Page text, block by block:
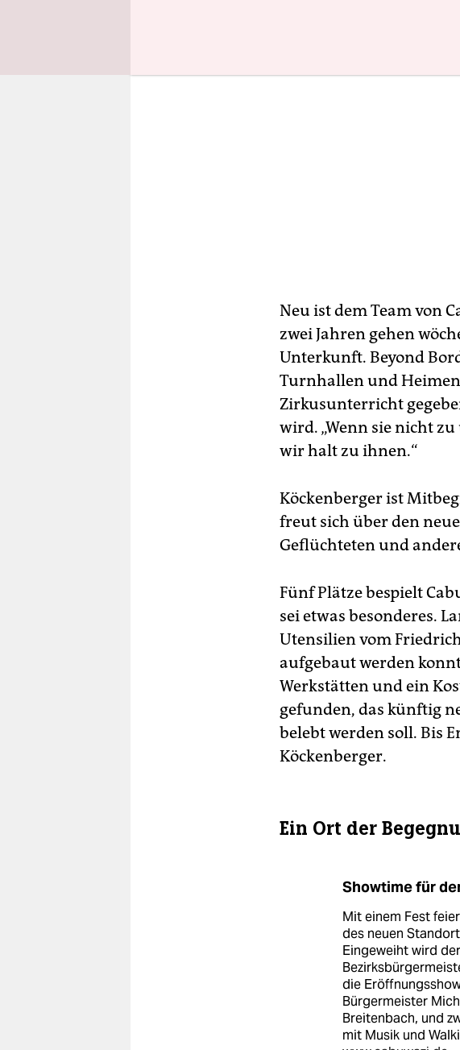
Neu ist dem Team von
zwei Jahren gehen
Unterkunft. Beyond
Turnhallen und
Zirkusunterricht
wird. „Wenn sie nicht
wir halt zu ihnen.“
Köckenberger ist
freut sich über den
Geflüchteten und
Fünf Plätze bespielt
sei etwas besonderes.
Utensilien vom
aufgebaut werden
Werkstätten und ein
gefunden, das künftig
belebt werden soll. Bis
Köckenberger.
Ein Ort der
Showtime für
Mit einem Fest
des neuen
Eingeweiht wird
die
Bürgermeister
Breitenbach, und
mit Musik und